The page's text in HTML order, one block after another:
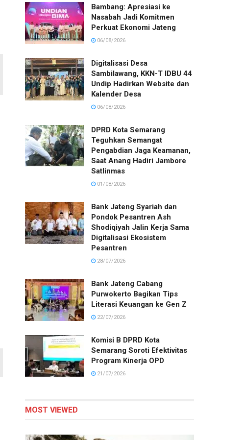
Bambang: Apresiasi ke
Nasabah Jadi Komitmen
Perkuat Ekonomi Jateng
06/08/2026
Digitalisasi Desa
Sambilawang, KKN-T IDBU 44
Undip Hadirkan Website dan
Kalender Desa
06/08/2026
DPRD Kota Semarang
Teguhkan Semangat
Pengabdian Jaga Keamanan,
Saat Anang Hadiri Jambore
Satlinmas
01/08/2026
Bank Jateng Syariah dan
Pondok Pesantren Ash
Shodiqiyah Jalin Kerja Sama
Digitalisasi Ekosistem
Pesantren
28/07/2026
Bank Jateng Cabang
Purwokerto Bagikan Tips
Literasi Keuangan ke Gen Z
22/07/2026
Komisi B DPRD Kota
Semarang Soroti Efektivitas
Program Kinerja OPD
21/07/2026
MOST VIEWED